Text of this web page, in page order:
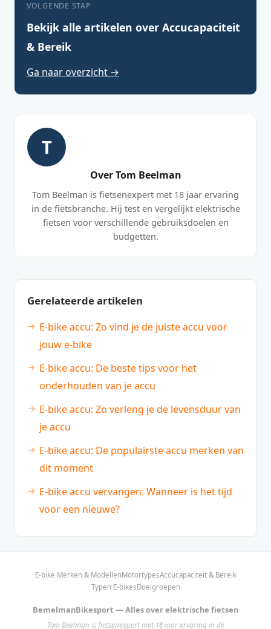
VOLGENDE STAP
Bekijk alle artikelen over Accucapaciteit
& Bereik
Ga naar overzicht →
T
Over Tom Beelman
Tom Beelman is fietsenexpert met 18 jaar ervaring
in de fietsbranche. Hij test en vergelijkt elektrische
fietsen voor verschillende gebruiksdoelen en
budgetten.
Gerelateerde artikelen
E-bike accu: Zo vind je de juiste accu voor
jouw e-bike
E-bike accu: De beste tips voor het
onderhouden van je accu
E-bike accu: Zo verleng je de levensduur van
je accu
E-bike accu: De populairste accu merken van
dit moment
E-bike accu vervangen: Wanneer is het tijd
voor een nieuwe?
E-bike Merken & ModellenMotortypesAccucapaciteit & Bereik
Typen E-bikesDoelgroepen
BemelmanBikesport — Alles over elektrische fietsen
Tom Beelman is fietsenexpert met 18 jaar ervaring in de